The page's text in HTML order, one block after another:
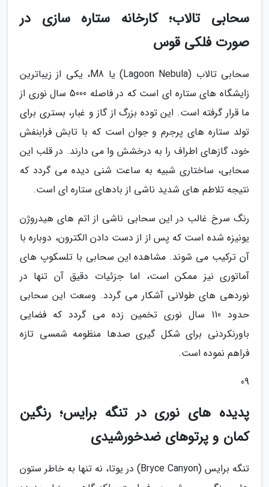
سحابی تالاب؛ کارخانه ستاره سازی در
صورت فلکی قوس
سحابی تالاب (Lagoon Nebula) یا M8، یکی از زیباترین
زایشگاه های ستاره ای است که در فاصله 5000 سال نوری از
ما قرار گرفته است. این توده بزرگ از گاز و غبار، بستری برای
تولد ستاره های پرجرم و جوان است که با تابش فرابنفش
خود، گازهای اطراف را به درخشش وا می دارند. در قلب این
سحابی، ساختاری شبیه به ساعت شنی دیده می گردد که
نتیجه تلاطم های شدید ناشی از بادهای ستاره ای است.
رنگ سرخ غالب در این سحابی ناشی از اتم های هیدروژن
یونیزه شده است که پس از از دست دادن الکترون، دوباره با
آن ترکیب می شوند. مشاهده این سحابی با تلسکوپ های
آماتوری نیز ممکن است، اما جزئیات دقیق آن تنها در
نوردهی های طولانی آشکار می گردد. وسعت این سحابی
حدود 110 سال نوری تخمین زده می گردد که فضایی
باورنکردنی برای شکل گیری صدها منظومه شمسی تازه
فراهم نموده است.
09
پدیده های نوری در تنگه برایس؛ رنگین
کمان و پرتوهای ضدخورشیدی
تنگه برایس (Bryce Canyon) در یوتا، نه تنها به خاطر ستون